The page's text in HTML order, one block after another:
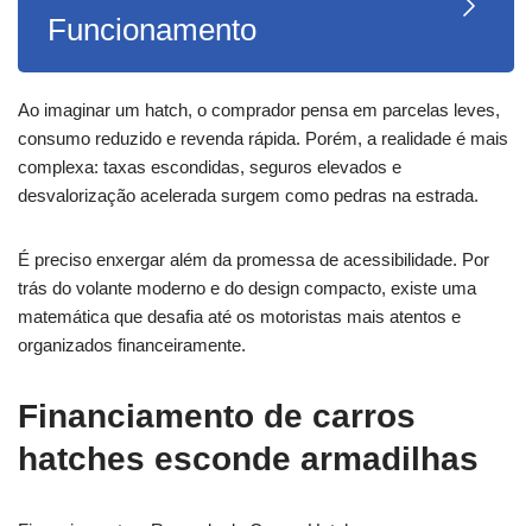
Funcionamento
Ao imaginar um hatch, o comprador pensa em parcelas leves,
consumo reduzido e revenda rápida. Porém, a realidade é mais
complexa: taxas escondidas, seguros elevados e
desvalorização acelerada surgem como pedras na estrada.
É preciso enxergar além da promessa de acessibilidade. Por
trás do volante moderno e do design compacto, existe uma
matemática que desafia até os motoristas mais atentos e
organizados financeiramente.
Financiamento de carros
hatches esconde armadilhas